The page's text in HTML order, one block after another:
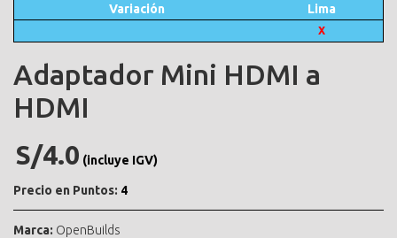
Variación Lima
X
Adaptador Mini HDMI a
HDMI
S/4.0 (incluye IGV)
Precio en Puntos: 4
Marca: OpenBuilds